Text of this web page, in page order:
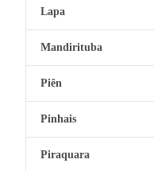
Lapa
Mandirituba
Piên
Pinhais
Piraquara